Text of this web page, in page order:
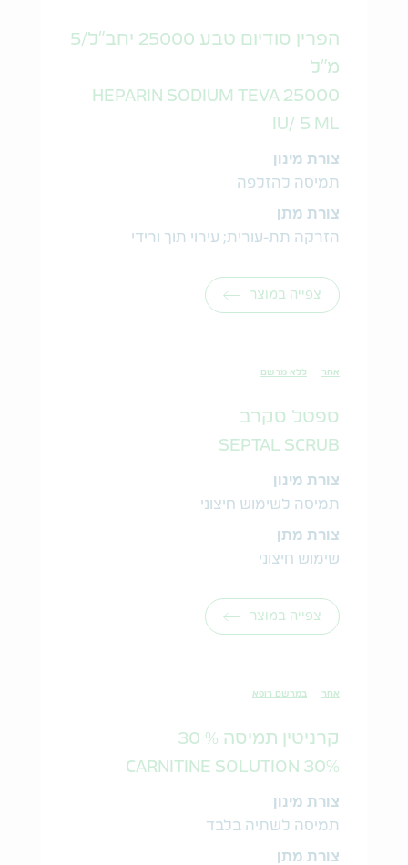
הפרין סודיום טבע 25000 יחב"ל/5
מ"ל
HEPARIN SODIUM TEVA 25000
IU/ 5 ML
צורת מינון
תמיסה להזלפה
צורת מתן
הזרקה תת-עורית; עירוי תוך ורידי
צפייה במוצר
אחר ללא מרשם
ספטל סקרב
SEPTAL SCRUB
צורת מינון
תמיסה לשימוש חיצוני
צורת מתן
שימוש חיצוני
צפייה במוצר
אחר במרשם רופא
קרניטין תמיסה % 30
CARNITINE SOLUTION 30%
צורת מינון
תמיסה לשתיה בלבד
צורת מתן